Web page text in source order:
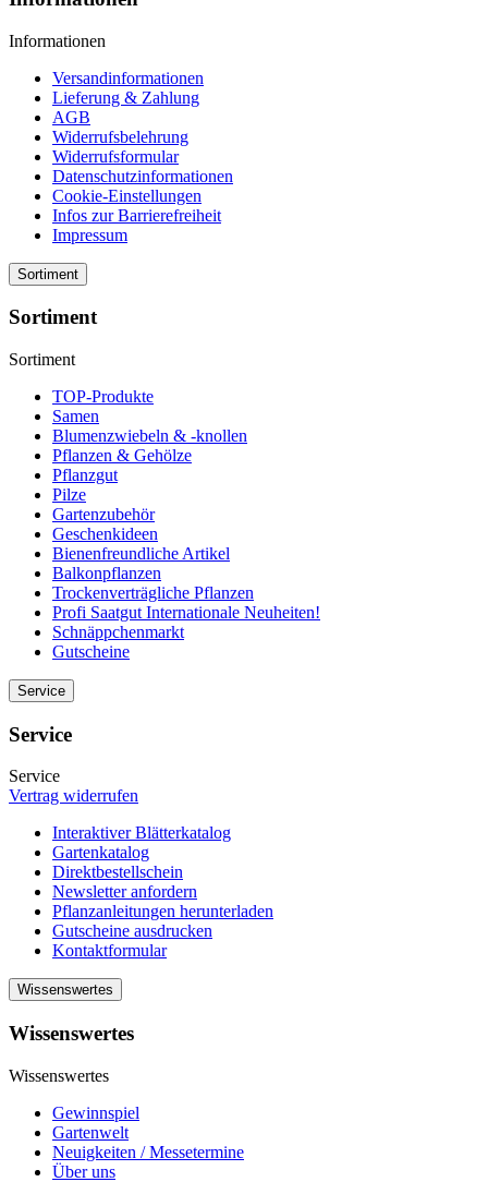
Informationen
Versandinformationen
Lieferung & Zahlung
AGB
Widerrufsbelehrung
Widerrufsformular
Datenschutzinformationen
Cookie-Einstellungen
Infos zur Barrierefreiheit
Impressum
Sortiment
Sortiment
Sortiment
TOP-Produkte
Samen
Blumenzwiebeln & -knollen
Pflanzen & Gehölze
Pflanzgut
Pilze
Gartenzubehör
Geschenkideen
Bienenfreundliche Artikel
Balkonpflanzen
Trockenverträgliche Pflanzen
Profi Saatgut Internationale Neuheiten!
Schnäppchenmarkt
Gutscheine
Service
Service
Service
Vertrag widerrufen
Interaktiver Blätterkatalog
Gartenkatalog
Direktbestellschein
Newsletter anfordern
Pflanzanleitungen herunterladen
Gutscheine ausdrucken
Kontaktformular
Wissenswertes
Wissenswertes
Wissenswertes
Gewinnspiel
Gartenwelt
Neuigkeiten / Messetermine
Über uns